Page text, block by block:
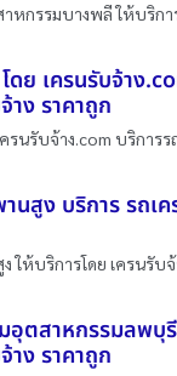
หกรรมบางพลี ให้บริกา
ดย เครนรับจ้าง
าง ราคาถูก
รนรับจ้าง.com บริการ
นสูง บริการ รถเ
ให้บริการโดย เครนรับ
อุตสาหกรรมลพบุ
าง ราคาถูก